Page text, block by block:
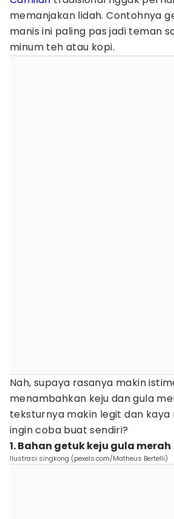
memanjakan lidah. Contohnya
manis ini paling pas jadi teman
minum teh atau kopi.
Nah, supaya rasanya makin
menambahkan keju dan gula
teksturnya makin legit dan kaya
ingin coba buat sendiri?
1. Bahan getuk keju gula merah
Ilustrasi singkong (pexels.com/Matheus Bertelli)